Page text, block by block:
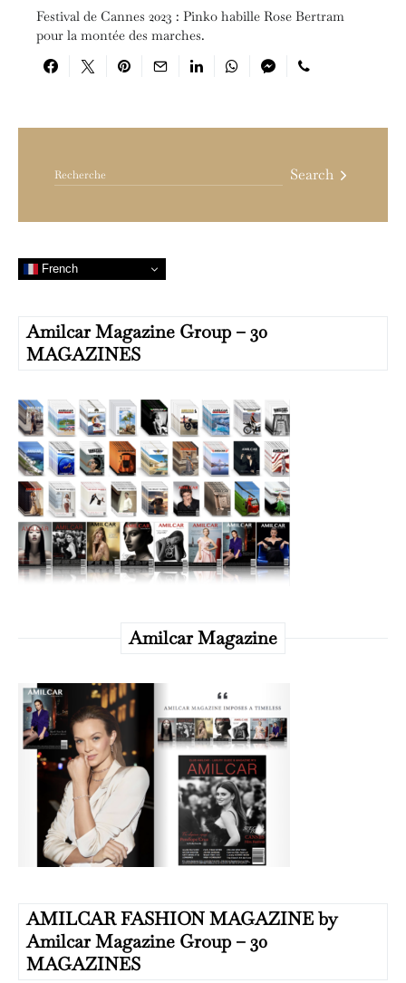
Festival de Cannes 2023 : Pinko habille Rose Bertram
pour la montée des marches.
Search
French
Amilcar Magazine Group – 30
MAGAZINES
Amilcar Magazine
AMILCAR FASHION MAGAZINE by
Amilcar Magazine Group – 30
MAGAZINES